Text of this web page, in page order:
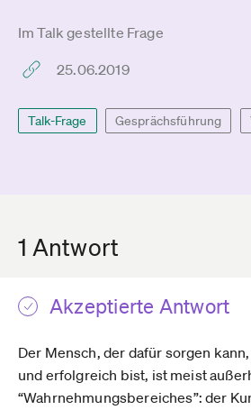
Im Talk gestellte Frage
25.06.2019
Talk-Frage Gesprächsführung
1 Antwort
Akzeptierte Antwort
Der Mensch, der dafür sorgen
und erfolgreich bist, ist meist
“Wahrnehmungsbereiches”: der